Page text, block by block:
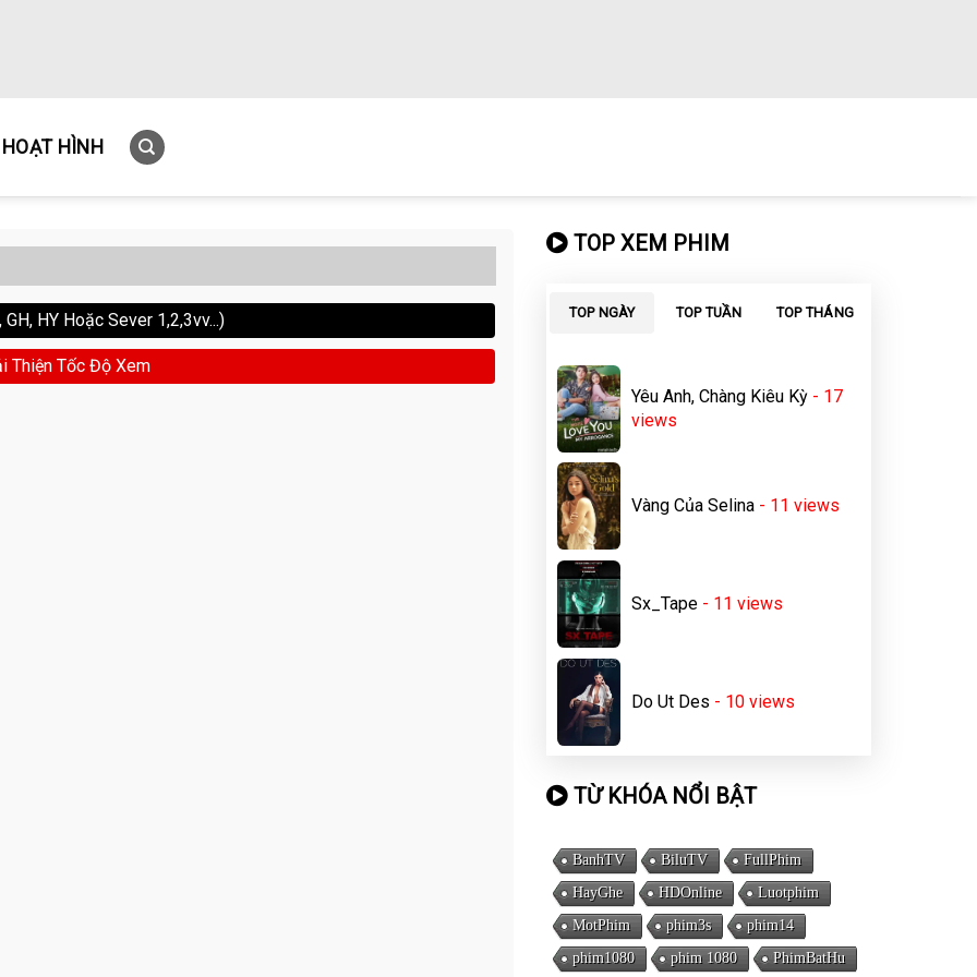
HOẠT HÌNH
HY Hoặc Sever 1,2,3vv...)
Thiện Tốc Độ Xem
TOP XEM PHIM
TOP NGÀY TOP TUẦN TOP THÁNG
Yêu Anh, Chàng Kiêu Kỳ - 17
views
Vàng Của Selina - 11 views
Sx_Tape - 11 views
Do Ut Des - 10 views
TỪ KHÓA NỔI BẬT
BanhTV BiluTV
FullPhim
HayGhe
HDOnline
Luotphim
MotPhim
phim3s
phim14
phim1080
phim 1080 PhimBatHu